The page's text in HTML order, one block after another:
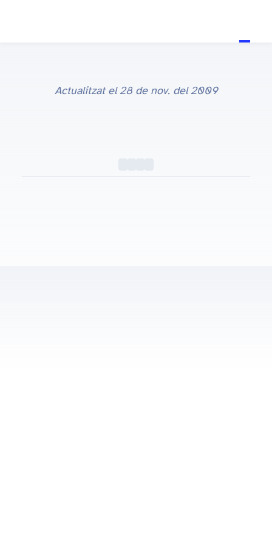
Actualitzat el28 de nov. del 2009